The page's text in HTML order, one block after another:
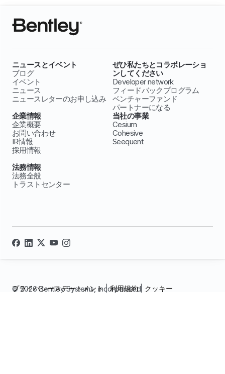
ニュースとイベント
ブログ
イベント
ニュース
ニュースレターのお申し込み
ぜひ私たちとコラボレーショ
ンしてください
Developer network
フィードバックプログラム
ベンチャーファンド
パートナーになる
企業情報
企業概要
お問い合わせ
IR情報
採用情報
当社の事業
Cesium
Cohesive
Seequent
法務情報
法務全般
トラストセンター
© 2026 Bentley Systems, incorporated
プライバシーステートメント|利用規約| クッキー